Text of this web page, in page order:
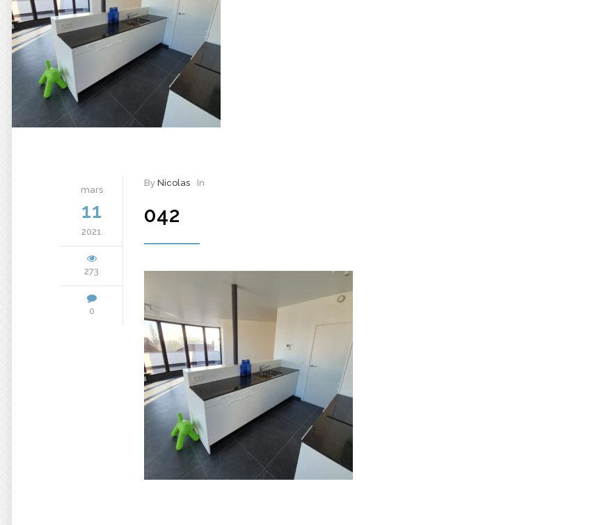
mars
11
2021
273
0
By Nicolas In
042